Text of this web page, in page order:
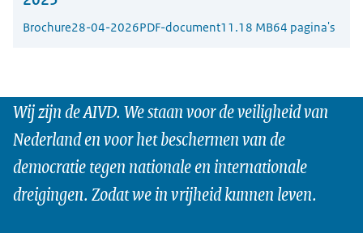
Brochure28-04-2026PDF-document11.18 MB64 pagina's
Wij zijn de AIVD. We staan voor de veiligheid van
Nederland en voor het beschermen van de
democratie tegen nationale en internationale
dreigingen. Zodat we in vrijheid kunnen leven.